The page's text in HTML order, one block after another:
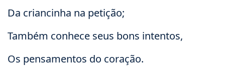
Da criancinha na petição;
Também conhece seus bons intentos,
Os pensamentos do coração.